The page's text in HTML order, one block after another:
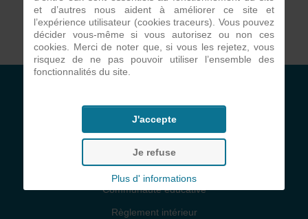
Etablissement
Projet pastoral
Communauté éducative
Règlement intérieur
et d’autres nous aident à améliorer ce site et
l’expérience utilisateur (cookies traceurs). Vous pouvez
décider vous-même si vous autorisez ou non ces
cookies. Merci de noter que, si vous les rejetez, vous
risquez de ne pas pouvoir utiliser l’ensemble des
fonctionnalités du site.
J'accepte
Je refuse
Plus d' informations